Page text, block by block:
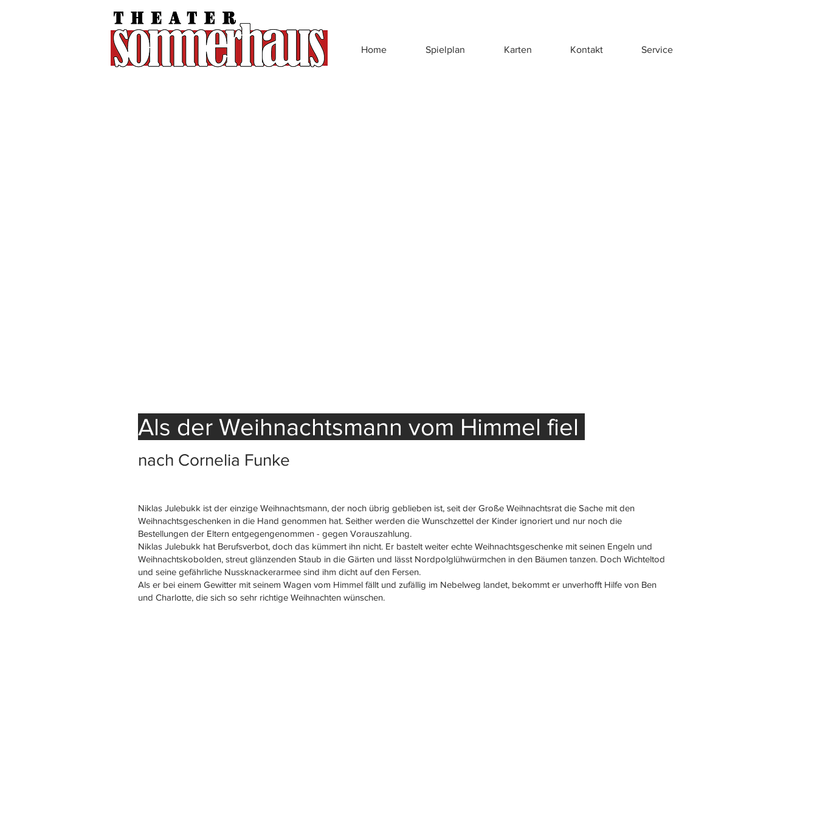
Home Spielplan Karten Kontakt Service
Als der Weihnachtsmann vom Himmel fiel
nach Cornelia Funke
Niklas Julebukk ist der einzige Weihnachtsmann, der noch übrig geblieben ist, seit der Große Weihnachtsrat die Sache mit den
Weihnachtsgeschenken in die Hand genommen hat. Seither werden die Wunschzettel der Kinder ignoriert und nur noch die
Bestellungen der Eltern entgegengenommen - gegen Vorauszahlung.
Niklas Julebukk hat Berufsverbot, doch das kümmert ihn nicht. Er bastelt weiter echte Weihnachtsgeschenke mit seinen Engeln und
Weihnachtskobolden, streut glänzenden Staub in die Gärten und lässt Nordpolglühwürmchen in den Bäumen tanzen. Doch Wichteltod
und seine gefährliche Nussknackerarmee sind ihm dicht auf den Fersen.
Als er bei einem Gewitter mit seinem Wagen vom Himmel fällt und zufällig im Nebelweg landet, bekommt er unverhofft Hilfe von Ben
und Charlotte, die sich so sehr richtige Weihnachten wünschen.